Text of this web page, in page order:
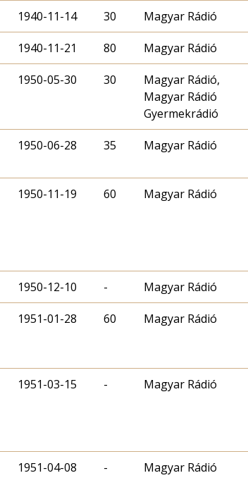
1940-11-14 30 Magyar Rádió
1940-11-21 80 Magyar Rádió
1950-05-30 30
Magyar Rádió,
Magyar Rádió
Gyermekrádió
1950-06-28 35 Magyar Rádió
1950-11-19 60 Magyar Rádió
1950-12-10 - Magyar Rádió
1951-01-28 60 Magyar Rádió
1951-03-15 - Magyar Rádió
1951-04-08 - Magyar Rádió